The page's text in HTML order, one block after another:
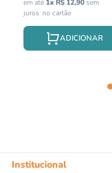
em até 1x R$ 12,90sem
juros
Institucional